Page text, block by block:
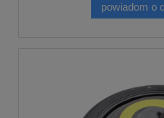
powiadom o